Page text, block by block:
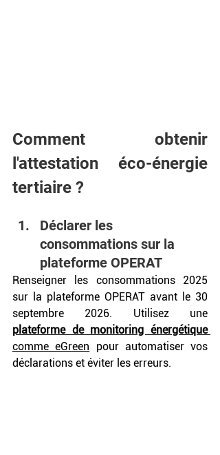
Comment obtenir
l'attestation éco-énergie
tertiaire ?
Déclarer les
consommations sur la
plateforme OPERAT
Renseigner les consommations 2025
sur la plateforme OPERAT avant le 30
plateforme de monitoring énergétique
comme eGreen pour automatiser vos
déclarations et éviter les erreurs.